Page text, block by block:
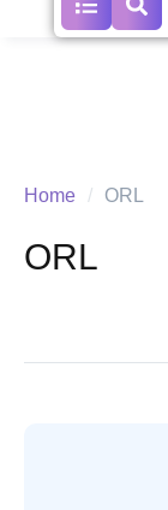
Home / ORL
ORL